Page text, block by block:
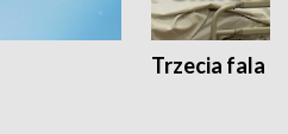
Trzecia fala -